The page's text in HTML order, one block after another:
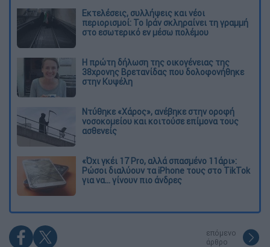
Εκτελέσεις, συλλήψεις και νέοι
περιορισμοί: Το Ιράν σκληραίνει τη γραμμή
στο εσωτερικό εν μέσω πολέμου
Η πρώτη δήλωση της οικογένειας της
38χρονης Βρετανίδας που δολοφονήθηκε
στην Κυψέλη
Ντύθηκε «Χάρος», ανέβηκε στην οροφή
νοσοκομείου και κοιτούσε επίμονα τους
ασθενείς
«Όχι γκέι 17 Pro, αλλά σπασμένο 11άρι»:
Ρώσοι διαλύουν τα iPhone τους στο TikTok
για να... γίνουν πιο άνδρες
επόμενο
άρθρο